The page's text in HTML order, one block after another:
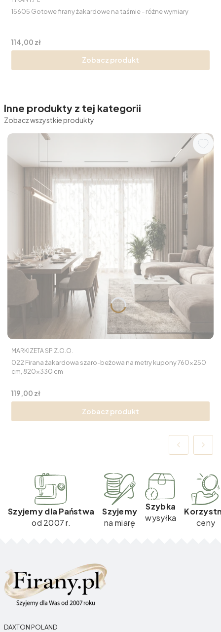
15605 Gotowe firany żakardowe na taśmie - różne wymiary
Cena
114,00 zł
Zobacz produkt
Inne produkty z tej kategorii
Zobacz wszystkie produkty
PRODUCENT
MARKIZETA SP.Z.O.O.
022 Firana żakardowa szaro-beżowa na metry kupony 760x250
cm, 820x330 cm
Cena
119,00 zł
Zobacz produkt
Szyjemy dla Państwa
od 2007 r.
Szyjemy
na miarę
Szybka
wysyłka
ceny
DAXTON POLAND